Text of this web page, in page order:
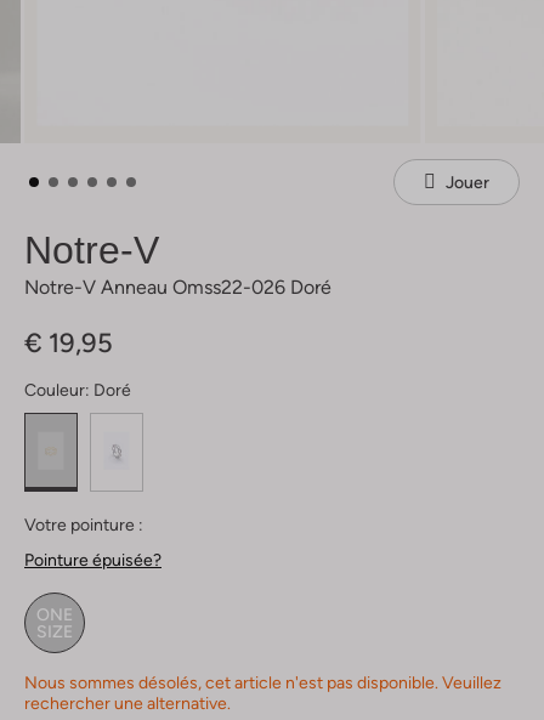
Jouer
Notre-V
Notre-V Anneau Omss22-026 Doré
€ 19,95
Couleur: Doré
Votre pointure :
Pointure épuisée?
ONE
SIZE
Nous sommes désolés, cet article n'est pas disponible. Veuillez
rechercher une alternative.